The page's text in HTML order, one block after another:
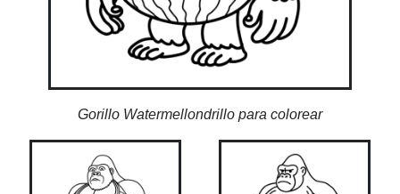
Gorillo Watermellondrillo para colorear